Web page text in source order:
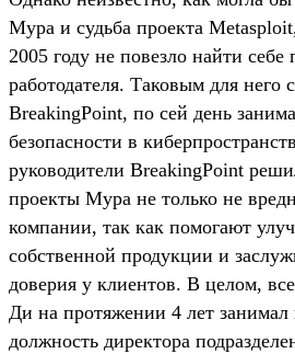
Мура и судьба проекта
2005 году не повезло найти
работодателя. Таковым для него
BreakingPoint, по сей день
безопасности в
руководители BreakingPoint
проекты Мура не только не
компании, так как помогают
собственной продукции и
доверия у клиентов. В целом,
Ди на протяжении 4 лет занимал
должность директора